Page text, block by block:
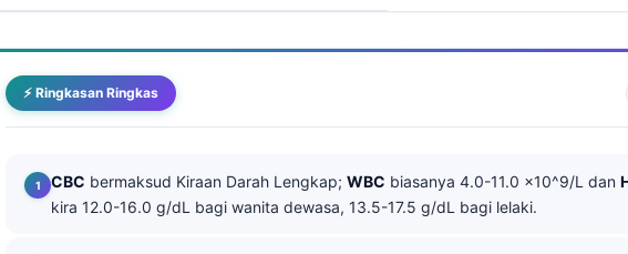
⚡ Ringkasan Ringkas
CBC bermaksud Kiraan Darah Lengkap; WBC biasanya 4.0-11.0 x10^9/L dan
kira 12.0-16.0 g/dL bagi wanita dewasa, 13.5-17.5 g/dL bagi lelaki.